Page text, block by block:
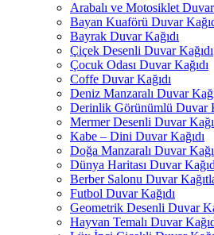
Arabalı ve Motosiklet Duvar
Bayan Kuaförü Duvar
Bayrak Duvar Kağıdı
Çiçek Desenli Duvar Kağıdı
Çocuk Odası Duvar Kağıdı
Coffe Duvar Kağıdı
Deniz Manzaralı Duvar
Derinlik Görünümlü Duvar
Mermer Desenli Duvar
Kabe – Dini Duvar Kağıdı
Doğa Manzaralı Duvar
Dünya Haritası Duvar
Berber Salonu Duvar
Futbol Duvar Kağıdı
Geometrik Desenli Duvar
Hayvan Temalı Duvar